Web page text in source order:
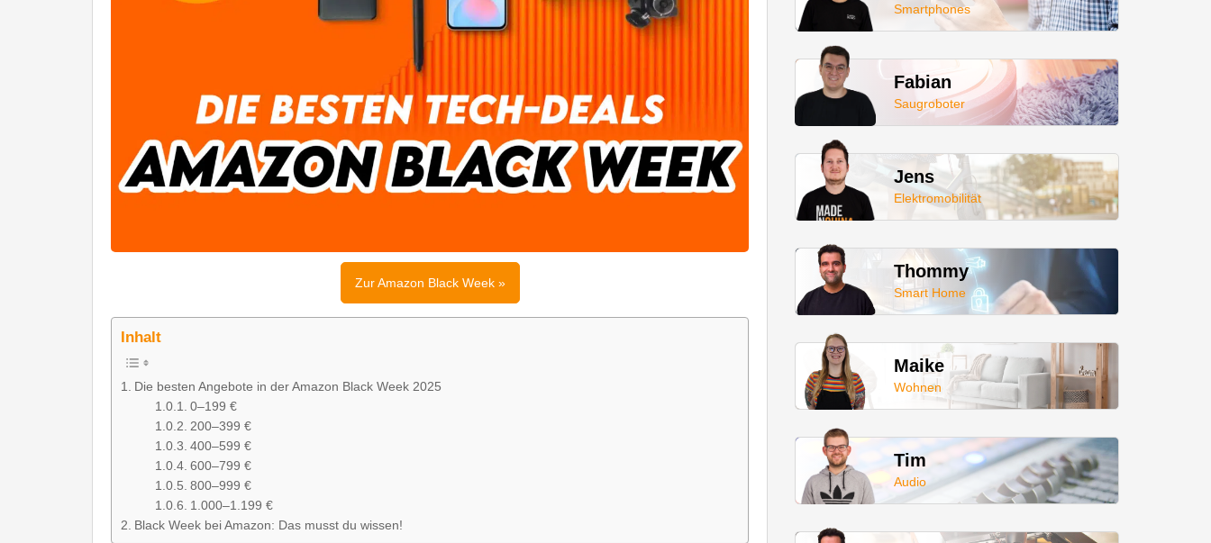
Zur Amazon Black Week »
Inhalt
Die besten Angebote in der Amazon Black Week 2025
0–199 €
200–399 €
400–599 €
600–799 €
800–999 €
1.000–1.199 €
Black Week bei Amazon: Das musst du wissen!
Smartphones
Fabian
Saugroboter
Jens
Elektromobilität
Thommy
Smart Home
Maike
Wohnen
Tim
Audio